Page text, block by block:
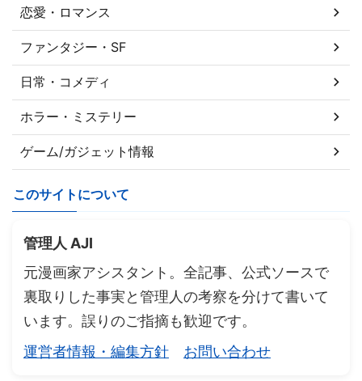
恋愛・ロマンス
ファンタジー・SF
日常・コメディ
ホラー・ミステリー
ゲーム/ガジェット情報
このサイトについて
管理人 AJI
元漫画家アシスタント。全記事、公式ソースで
裏取りした事実と管理人の考察を分けて書いて
います。誤りのご指摘も歓迎です。
運営者情報・編集方針
お問い合わせ